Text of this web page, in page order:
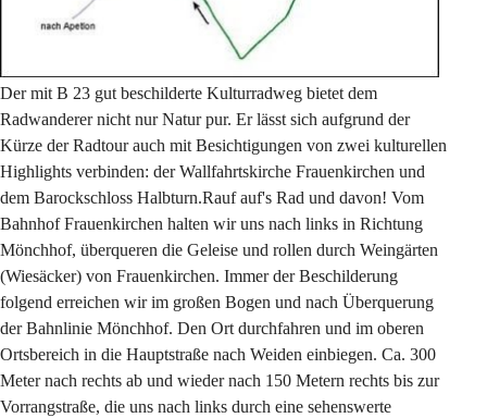
Der mit B 23 gut beschilderte Kulturradweg bietet dem
Radwanderer nicht nur Natur pur. Er lässt sich aufgrund der
Kürze der Radtour auch mit Besichtigungen von zwei kulturellen
Highlights verbinden: der Wallfahrtskirche Frauenkirchen und
dem Barockschloss Halbturn.Rauf auf's Rad und davon! Vom
Bahnhof Frauenkirchen halten wir uns nach links in Richtung
Mönchhof, überqueren die Geleise und rollen durch Weingärten
(Wiesäcker) von Frauenkirchen. Immer der Beschilderung
folgend erreichen wir im großen Bogen und nach Überquerung
der Bahnlinie Mönchhof. Den Ort durchfahren und im oberen
Ortsbereich in die Hauptstraße nach Weiden einbiegen. Ca. 300
Meter nach rechts ab und wieder nach 150 Metern rechts bis zur
Vorrangstraße, die uns nach links durch eine sehenswerte